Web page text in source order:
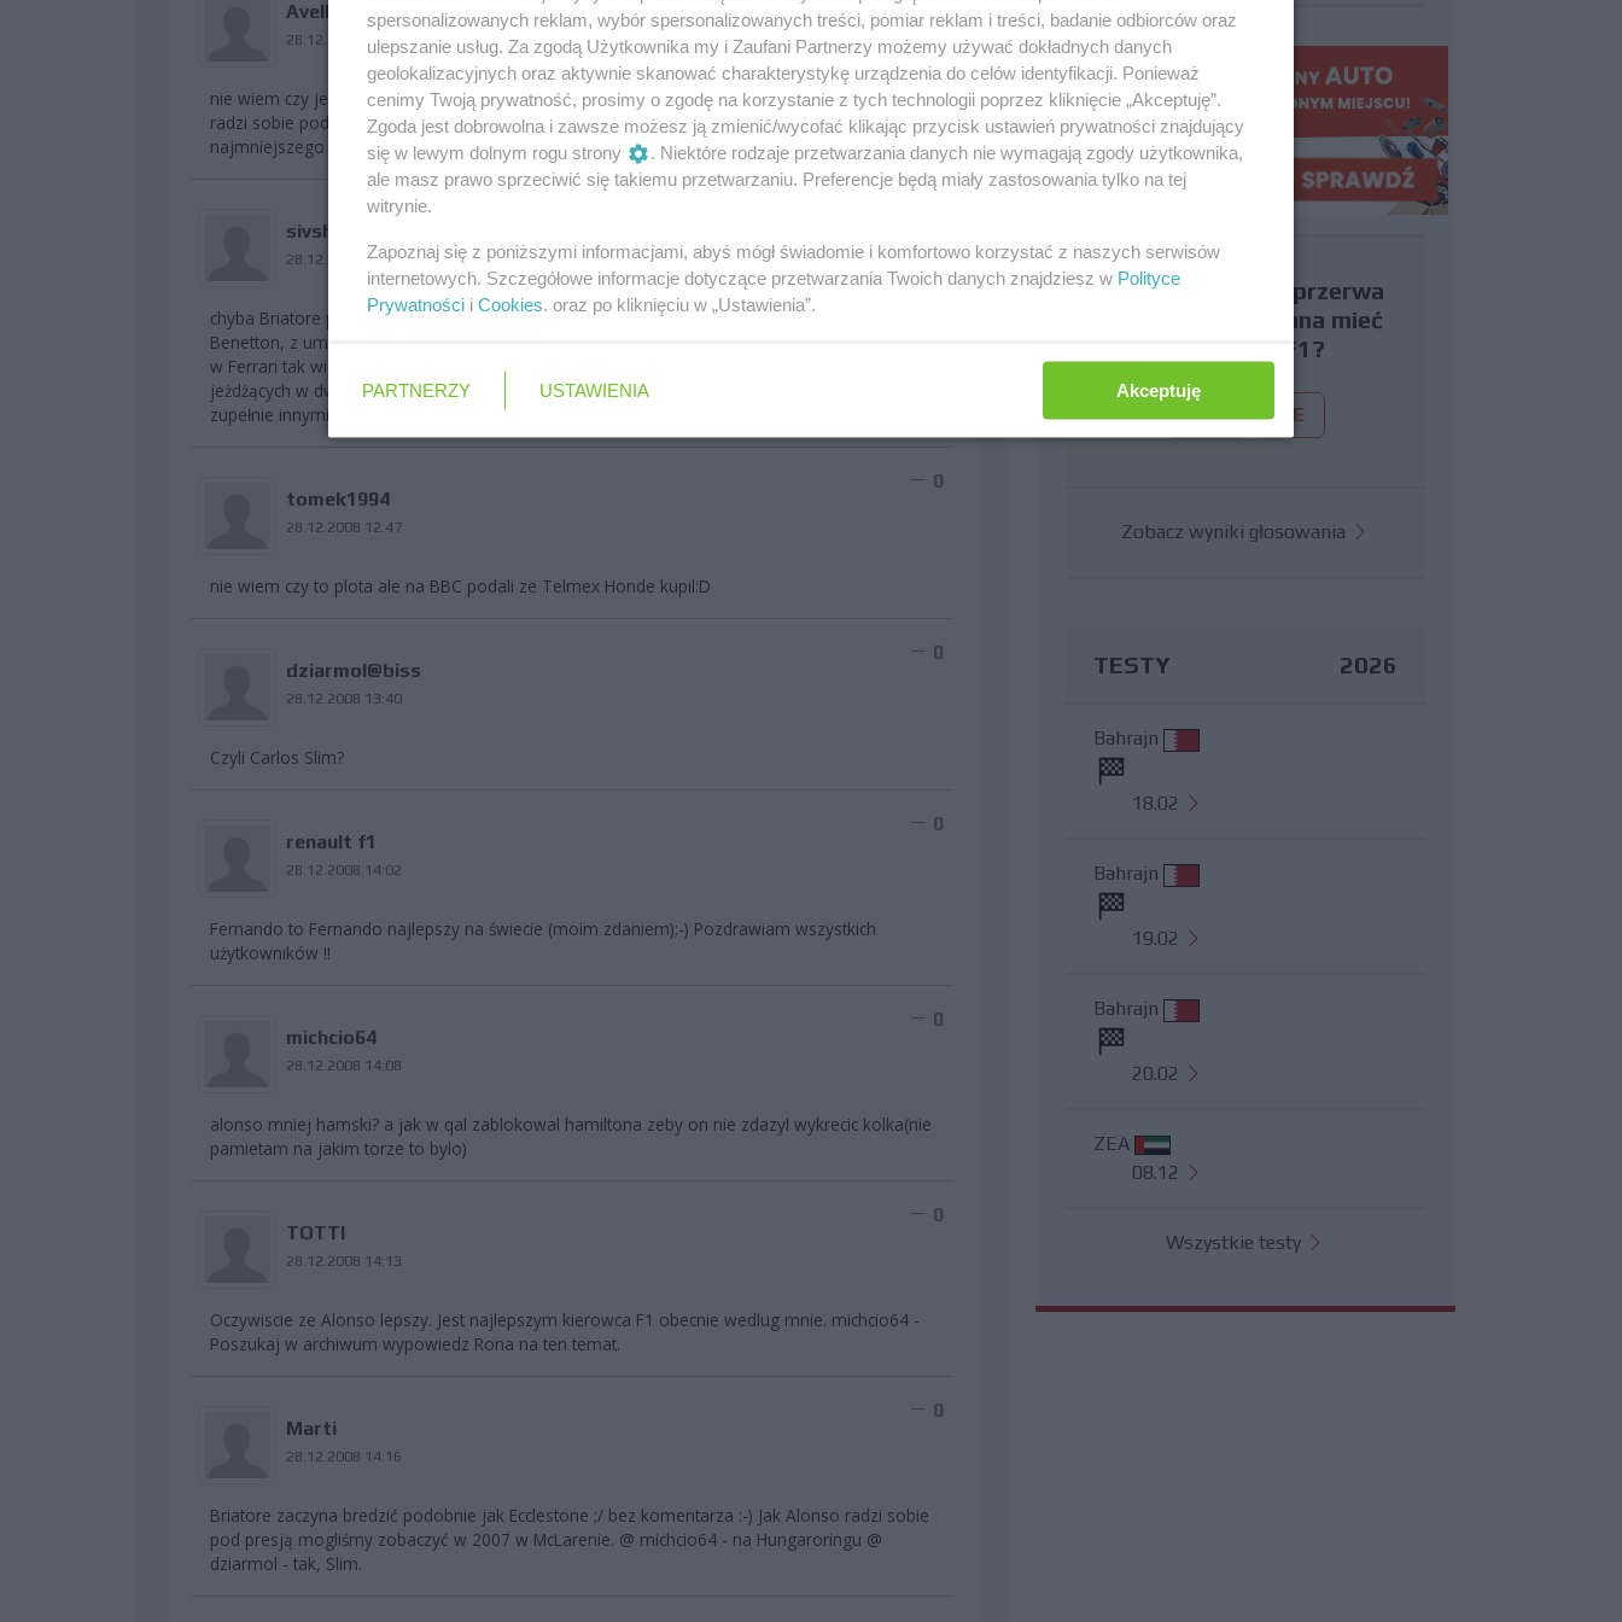
Avellana
28.12.2008 12:29
nie wiem czy jest jakikolwiek sens porównywania umiejętności kierowców. Alonso może i lepiej
radzi sobie pod presją, ale Schumacher jest lepszy pod innym względem. Więc nie widzę w tym
najmniejszego sensu
sivshy
28.12.2008 12:37
chyba Briatore porównuje umiejętności Schumachera z czasów gdy prowadził go w zespole
Benetton, z umiejętnościami Alonso które posiada teraz. Schumacher sporo się nauczył później,
w Ferrari tak więc takie porównanie nie ma sensu. Poza tym porównywanie kierowców,
jeżdżących w dwóch zupełnie róznych zespołach, zupełnie róznymi bolidami i pracującymi z
zupełnie innymi ludźmi nie ma sensu...
tomek1994
28.12.2008 12:47
0
nie wiem czy to plota ale na BBC podali ze Telmex Honde kupil:D
dziarmol@biss
28.12.2008 13:40
0
Czyli Carlos Slim?
renault f1
28.12.2008 14:02
0
Fernando to Fernando najlepszy na świecie (moim zdaniem);-) Pozdrawiam wszystkich
użytkowników !!
michcio64
28.12.2008 14:08
0
alonso mniej hamski? a jak w qal zablokowal hamiltona zeby on nie zdazyl wykrecic kolka(nie
pamietam na jakim torze to bylo)
TOTTI
28.12.2008 14:13
0
Oczywiscie ze Alonso lepszy. Jest najlepszym kierowca F1 obecnie wedlug mnie. michcio64 -
Poszukaj w archiwum wypowiedz Rona na ten temat.
Marti
28.12.2008 14:16
0
Briatore zaczyna bredzić podobnie jak Ecclestone ;/ bez komentarza :-) Jak Alonso radzi sobie
pod presją mogliśmy zobaczyć w 2007 w McLarenie. @ michcio64 - na Hungaroringu @
dziarmol - tak, Slim.
Czy uważasz, że przerwa
wakacyjna powinna mieć
miejsce w F1?
TAK NIE
Zobacz wyniki głosowania
TESTY 2026
Bahrajn
18.02
Bahrajn
19.02
Bahrajn
20.02
ZEA
08.12
Wszystkie testy
spersonalizowanych reklam, wybór spersonalizowanych treści, pomiar reklam i treści, badanie odbiorców oraz
ulepszanie usług. Za zgodą Użytkownika my i Zaufani Partnerzy możemy używać dokładnych danych
geolokalizacyjnych oraz aktywnie skanować charakterystykę urządzenia do celów identyfikacji. Ponieważ
cenimy Twoją prywatność, prosimy o zgodę na korzystanie z tych technologii poprzez kliknięcie „Akceptuję”.
Zgoda jest dobrowolna i zawsze możesz ją zmienić/wycofać klikając przycisk ustawień prywatności znajdujący
się w lewym dolnym rogu strony
. Niektóre rodzaje przetwarzania danych nie wymagają zgody użytkownika,
ale masz prawo sprzeciwić się takiemu przetwarzaniu. Preferencje będą miały zastosowania tylko na tej
witrynie.
Zapoznaj się z poniższymi informacjami, abyś mógł świadomie i komfortowo korzystać z naszych serwisów
internetowych. Szczegółowe informacje dotyczące przetwarzania Twoich danych znajdziesz w Polityce
Prywatności i Cookies. oraz po kliknięciu w „Ustawienia”.
PARTNERZY USTAWIENIA Akceptuję